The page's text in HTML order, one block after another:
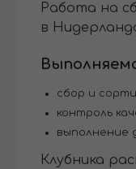
Работа на
в
сбор и
контроль
выполнение
Клубника